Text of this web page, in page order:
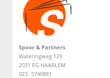
Spoor & Partners
Wateringweg 129
2031 EG HAARLEM
023- 5740881